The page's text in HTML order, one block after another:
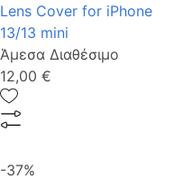
Lens Cover for iPhone
13/13 mini
Άμεσα Διαθέσιμο
12,00 €
-37%